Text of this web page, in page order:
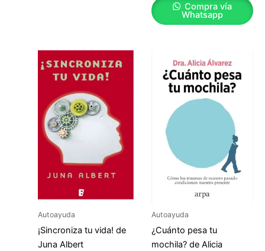
Compra vía
Whatsapp
Autoayuda
¡Sincroniza tu vida! de
Juna Albert
Autoayuda
¿Cuánto pesa tu
mochila? de Alicia